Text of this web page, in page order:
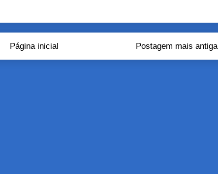
Postagem mais antiga
Página inicial